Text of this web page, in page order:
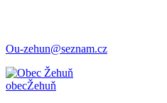
Ou-zehun@seznam.cz
obecŽehuň